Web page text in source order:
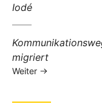
Vorheriger
Iodé
Nächster
Beitrag:
migriert
Weiter